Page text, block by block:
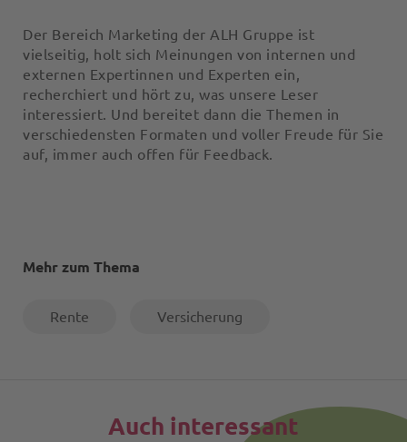
Der Bereich Marketing der ALH Gruppe ist
vielseitig, holt sich Meinungen von internen und
externen Expertinnen und Experten ein,
recherchiert und hört zu, was unsere Leser
interessiert. Und bereitet dann die Themen in
verschiedensten Formaten und voller Freude für Sie
auf, immer auch offen für Feedback.
Mehr zum Thema
Rente Versicherung
Auch interessant